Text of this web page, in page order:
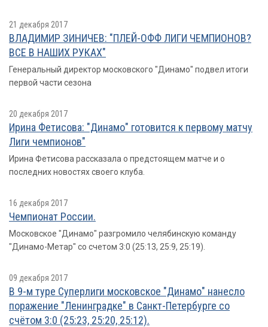
21 декабря 2017
ВЛАДИМИР ЗИНИЧЕВ: "ПЛЕЙ-ОФФ ЛИГИ ЧЕМПИОНОВ?
ВСЕ В НАШИХ РУКАХ"
Генеральный директор московского "Динамо" подвел итоги
первой части сезона
20 декабря 2017
Ирина Фетисова: "Динамо" готовится к первому матчу
Лиги чемпионов"
Ирина Фетисова рассказала о предстоящем матче и о
последних новостях своего клуба.
16 декабря 2017
Чемпионат России.
Московское "Динамо" разгромило челябинскую команду
"Динамо-Метар" со счетом 3:0 (25:13, 25:9, 25:19).
09 декабря 2017
В 9-м туре Суперлиги московское "Динамо" нанесло
поражение "Ленинградке" в Санкт-Петербурге со
счётом 3:0 (25:23, 25:20, 25:12).